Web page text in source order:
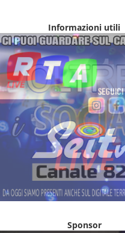
Informazioni utili
Sponsor